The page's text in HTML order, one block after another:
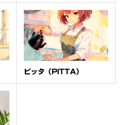
ピッタ（PITTA）